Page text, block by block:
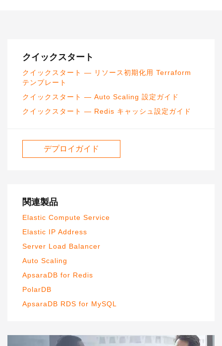
クイックスタート
クイックスタート — リソース初期化用 Terraform
テンプレート
クイックスタート — Auto Scaling 設定ガイド
クイックスタート — Redis キャッシュ設定ガイド
デプロイガイド
関連製品
Elastic Compute Service
Elastic IP Address
Server Load Balancer
Auto Scaling
ApsaraDB for Redis
PolarDB
ApsaraDB RDS for MySQL